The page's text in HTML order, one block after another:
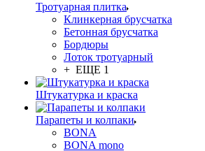
Тротуарная плитка
Клинкерная брусчатка
Бетонная брусчатка
Бордюры
Лоток тротуарный
+ ЕЩЕ 1
Штукатурка и краска
Парапеты и колпаки
BONA
BONA mono